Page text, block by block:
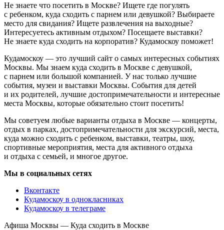
Не знаете что посетить в Москве? Ищете где погулять
с ребенком, куда сходить с парнем или девушкой? Выбираете
место для свидания? Ищете развлечения на выходные?
Интересуетесь активным отдыхом? Посещаете выставки?
Не знаете куда сходить на корпоратив? Кудамоскоу поможет!
Кудамоскоу — это лучший сайт о самых интересных событиях
Москвы. Мы знаем куда сходить в Москве с девушкой,
с парнем или большой компанией. У нас только лучшие
события, музеи и выставки Москвы. События для детей
и их родителей, лучшие достопримечательности и интересные
места Москвы, которые обязательно стоит посетить!
Мы советуем любые варианты отдыха в Москве — концерты,
отдых в парках, достопримечательности для экскурсий, места,
куда можно сходить с ребенком, выставки, театры, шоу,
спортивные мероприятия, места для активного отдыха
и отдыха с семьей, и многое другое.
Мы в социальных сетях
Вконтакте
Кудамоскоу в однокласниках
Кудамоскоу в телеграме
Афиша Москвы — Куда сходить в Москве